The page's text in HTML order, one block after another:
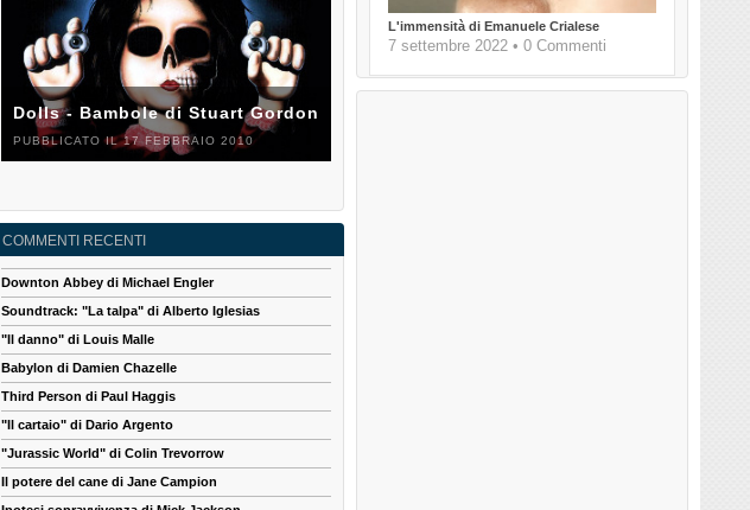
L'immensità di Emanuele Crialese
7 settembre 2022 • 0 Commenti
Dolls - Bambole di Stuart Gordon
PUBBLICATO IL 17 FEBBRAIO 2010
COMMENTI RECENTI
Downton Abbey di Michael Engler
Soundtrack: "La talpa" di Alberto Iglesias
"Il danno" di Louis Malle
Babylon di Damien Chazelle
Third Person di Paul Haggis
"Il cartaio" di Dario Argento
"Jurassic World" di Colin Trevorrow
Il potere del cane di Jane Campion